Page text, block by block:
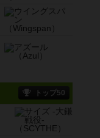
トップ50